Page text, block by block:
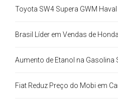
Toyota SW4 Supera GWM
Brasil Líder em Vendas de Honda
Aumento de Etanol na Gasolina
Fiat Reduz Preço do Mobi em